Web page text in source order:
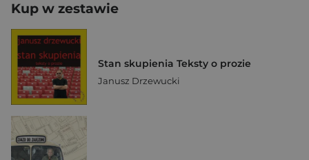
Kup w zestawie
Stan skupienia Teksty o prozie
Janusz Drzewucki